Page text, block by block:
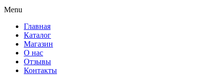
Menu
Главная
Каталог
Магазин
О нас
Отзывы
Контакты